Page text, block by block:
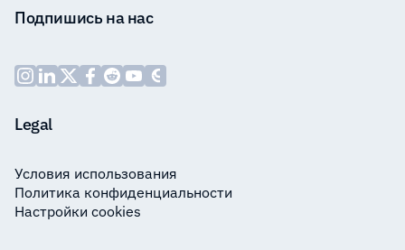
Подпишись на нас
Legal
Условия использования
Политика конфиденциальности
Настройки cookies